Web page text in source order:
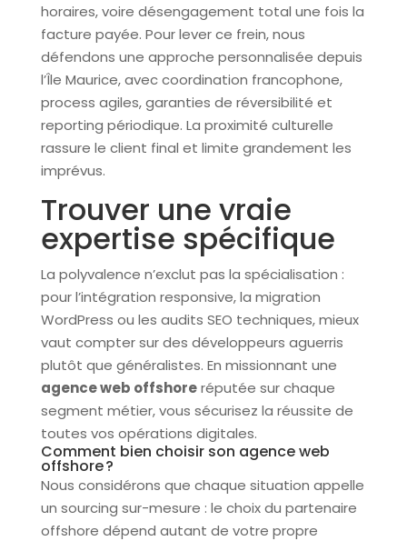
horaires, voire désengagement total une fois la
facture payée. Pour lever ce frein, nous
défendons une approche personnalisée depuis
l’Île Maurice, avec coordination francophone,
process agiles, garanties de réversibilité et
reporting périodique. La proximité culturelle
rassure le client final et limite grandement les
imprévus.
Trouver une vraie
expertise spécifique
La polyvalence n’exclut pas la spécialisation :
pour l’intégration responsive, la migration
WordPress ou les audits SEO techniques, mieux
vaut compter sur des développeurs aguerris
plutôt que généralistes. En missionnant une
agence web offshoreréputée sur chaque
segment métier, vous sécurisez la réussite de
toutes vos opérations digitales.
Comment bien choisir son agence web
offshore ?
Nous considérons que chaque situation appelle
un sourcing sur-mesure : le choix du partenaire
offshore dépend autant de votre propre